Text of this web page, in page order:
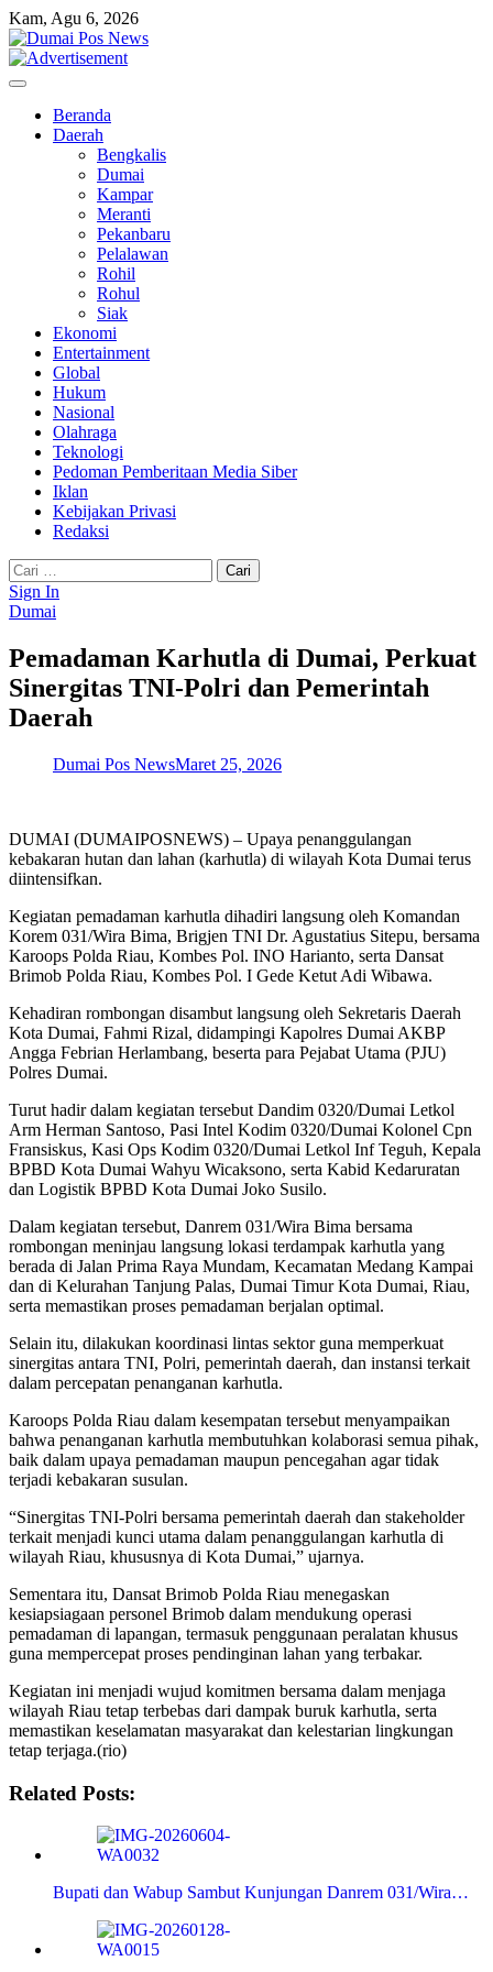
Skip
to
content
Kam, Agu 6, 2026
Beranda
Daerah
Bengkalis
Dumai
Kampar
Meranti
Pekanbaru
Pelalawan
Rohil
Rohul
Siak
Ekonomi
Entertainment
Global
Hukum
Nasional
Olahraga
Teknologi
Pedoman Pemberitaan Media Siber
Iklan
Kebijakan Privasi
Redaksi
Cari
untuk:
Sign In
Dumai
Pemadaman Karhutla di Dumai, Perkuat
Sinergitas TNI-Polri dan Pemerintah
Daerah
Dumai Pos NewsMaret 25, 2026
DUMAI (DUMAIPOSNEWS) – Upaya penanggulangan
kebakaran hutan dan lahan (karhutla) di wilayah Kota Dumai terus
diintensifkan.
Kegiatan pemadaman karhutla dihadiri langsung oleh Komandan
Korem 031/Wira Bima, Brigjen TNI Dr. Agustatius Sitepu, bersama
Karoops Polda Riau, Kombes Pol. INO Harianto, serta Dansat
Brimob Polda Riau, Kombes Pol. I Gede Ketut Adi Wibawa.
Kehadiran rombongan disambut langsung oleh Sekretaris Daerah
Kota Dumai, Fahmi Rizal, didampingi Kapolres Dumai AKBP
Angga Febrian Herlambang, beserta para Pejabat Utama (PJU)
Polres Dumai.
Turut hadir dalam kegiatan tersebut Dandim 0320/Dumai Letkol
Arm Herman Santoso, Pasi Intel Kodim 0320/Dumai Kolonel Cpn
Fransiskus, Kasi Ops Kodim 0320/Dumai Letkol Inf Teguh, Kepala
BPBD Kota Dumai Wahyu Wicaksono, serta Kabid Kedaruratan
dan Logistik BPBD Kota Dumai Joko Susilo.
Dalam kegiatan tersebut, Danrem 031/Wira Bima bersama
rombongan meninjau langsung lokasi terdampak karhutla yang
berada di Jalan Prima Raya Mundam, Kecamatan Medang Kampai
dan di Kelurahan Tanjung Palas, Dumai Timur Kota Dumai, Riau,
serta memastikan proses pemadaman berjalan optimal.
Selain itu, dilakukan koordinasi lintas sektor guna memperkuat
sinergitas antara TNI, Polri, pemerintah daerah, dan instansi terkait
dalam percepatan penanganan karhutla.
Karoops Polda Riau dalam kesempatan tersebut menyampaikan
bahwa penanganan karhutla membutuhkan kolaborasi semua pihak,
baik dalam upaya pemadaman maupun pencegahan agar tidak
terjadi kebakaran susulan.
“Sinergitas TNI-Polri bersama pemerintah daerah dan stakeholder
terkait menjadi kunci utama dalam penanggulangan karhutla di
wilayah Riau, khususnya di Kota Dumai,” ujarnya.
Sementara itu, Dansat Brimob Polda Riau menegaskan
kesiapsiagaan personel Brimob dalam mendukung operasi
pemadaman di lapangan, termasuk penggunaan peralatan khusus
guna mempercepat proses pendinginan lahan yang terbakar.
Kegiatan ini menjadi wujud komitmen bersama dalam menjaga
wilayah Riau tetap terbebas dari dampak buruk karhutla, serta
memastikan keselamatan masyarakat dan kelestarian lingkungan
tetap terjaga.(rio)
Related Posts:
Bupati dan Wabup Sambut Kunjungan Danrem 031/Wira…